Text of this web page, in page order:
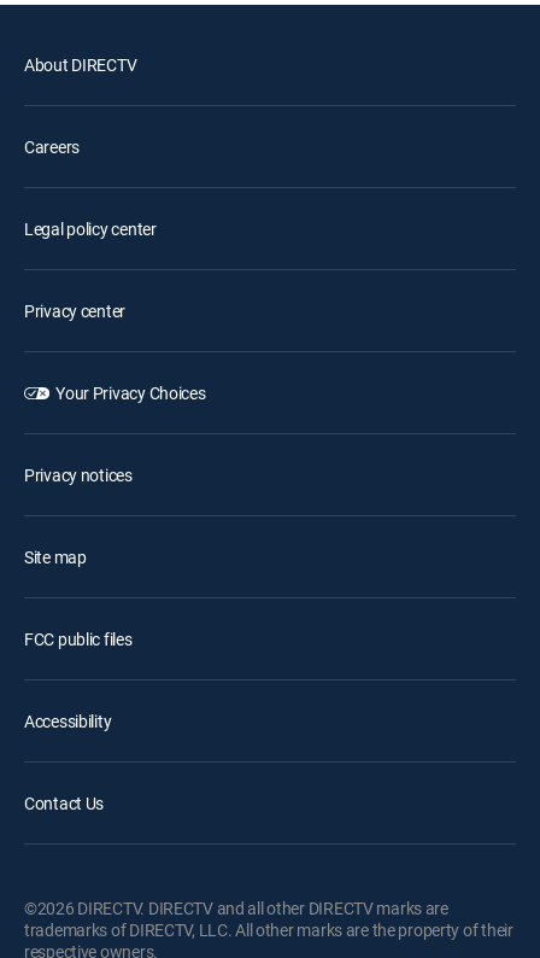
About DIRECTV
Careers
Legal policy center
Privacy center
Your Privacy Choices
Privacy notices
Site map
FCC public files
Accessibility
Contact Us
©2026 DIRECTV. DIRECTV and all other DIRECTV marks are
trademarks of DIRECTV, LLC. All other marks are the property of their
respective owners.